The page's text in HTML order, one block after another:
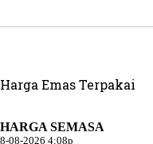
Harga Emas Terpakai